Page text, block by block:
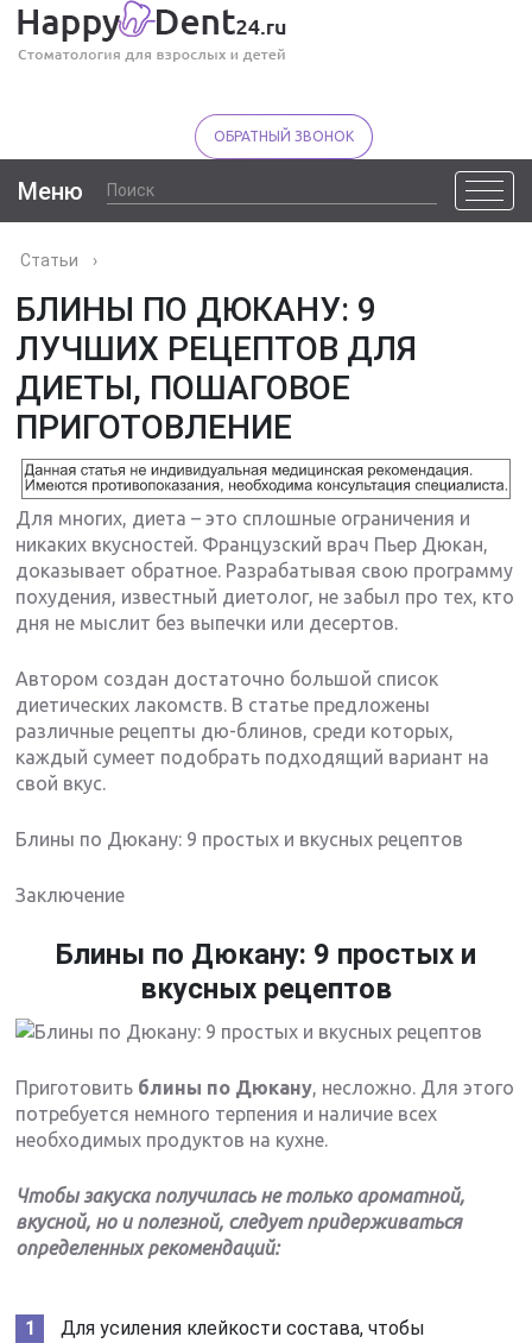
ОБРАТНЫЙ ЗВОНОК
Меню
Статьи ›
БЛИНЫ ПО ДЮКАНУ: 9
ЛУЧШИХ РЕЦЕПТОВ ДЛЯ
ДИЕТЫ, ПОШАГОВОЕ
ПРИГОТОВЛЕНИЕ
Для многих, диета – это сплошные ограничения и
никаких вкусностей. Французский врач Пьер Дюкан,
доказывает обратное. Разрабатывая свою программу
похудения, известный диетолог, не забыл про тех, кто
дня не мыслит без выпечки или десертов.
Автором создан достаточно большой список
диетических лакомств. В статье предложены
различные рецепты дю-блинов, среди которых,
каждый сумеет подобрать подходящий вариант на
свой вкус.
Блины по Дюкану: 9 простых и вкусных рецептов
Заключение
Блины по Дюкану: 9 простых и
вкусных рецептов
Приготовить блины по Дюкану, несложно. Для этого
потребуется немного терпения и наличие всех
необходимых продуктов на кухне.
Чтобы закуска получилась не только ароматной,
вкусной, но и полезной, следует придерживаться
определенных рекомендаций:
Для усиления клейкости состава, чтобы